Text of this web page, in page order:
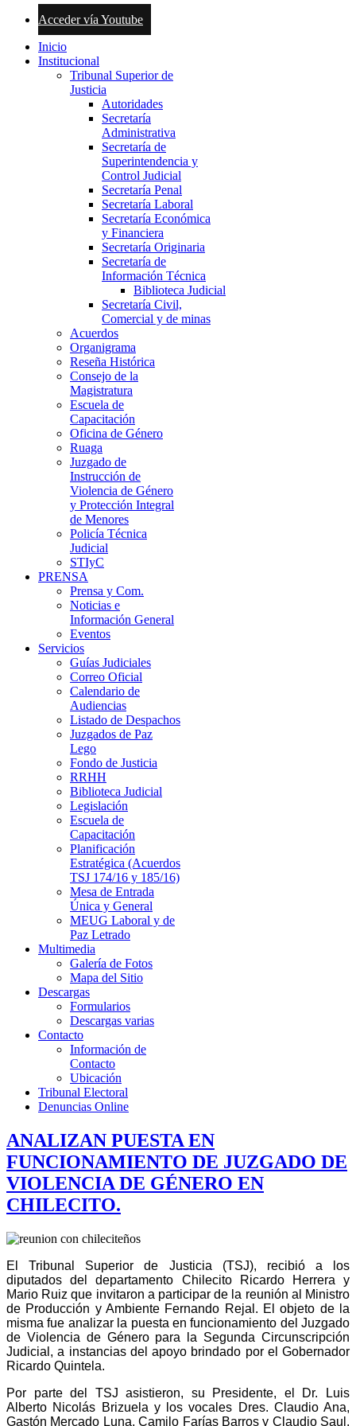
Acceder vía Youtube
Inicio
Institucional
Tribunal Superior de
Justicia
Autoridades
Secretaría
Administrativa
Secretaría de
Superintendencia y
Control Judicial
Secretaría Penal
Secretaría Laboral
Secretaría Económica
y Financiera
Secretaría Originaria
Secretaría de
Información Técnica
Biblioteca Judicial
Secretaría Civil,
Comercial y de minas
Acuerdos
Organigrama
Reseña Histórica
Consejo de la
Magistratura
Escuela de
Capacitación
Oficina de Género
Ruaga
Juzgado de
Instrucción de
Violencia de Género
y Protección Integral
de Menores
Policía Técnica
Judicial
STIyC
PRENSA
Prensa y Com.
Noticias e
Información General
Eventos
Servicios
Guías Judiciales
Correo Oficial
Calendario de
Audiencias
Listado de Despachos
Juzgados de Paz
Lego
Fondo de Justicia
RRHH
Biblioteca Judicial
Legislación
Escuela de
Capacitación
Planificación
Estratégica (Acuerdos
TSJ 174/16 y 185/16)
Mesa de Entrada
Única y General
MEUG Laboral y de
Paz Letrado
Multimedia
Galería de Fotos
Mapa del Sitio
Descargas
Formularios
Descargas varias
Contacto
Información de
Contacto
Ubicación
Tribunal Electoral
Denuncias Online
ANALIZAN PUESTA EN
FUNCIONAMIENTO DE JUZGADO DE
VIOLENCIA DE GÉNERO EN
CHILECITO.
El Tribunal Superior de Justicia (TSJ), recibió a los
diputados del departamento Chilecito Ricardo Herrera y
Mario Ruiz que invitaron a participar de la reunión al Ministro
de Producción y Ambiente Fernando Rejal. El objeto de la
misma fue analizar la puesta en funcionamiento del Juzgado
de Violencia de Género para la Segunda Circunscripción
Judicial, a instancias del apoyo brindado por el Gobernador
Ricardo Quintela.
Por parte del TSJ asistieron, su Presidente, el Dr. Luis
Alberto Nicolás Brizuela y los vocales Dres. Claudio Ana,
Gastón Mercado Luna, Camilo Farías Barros y Claudio Saul.